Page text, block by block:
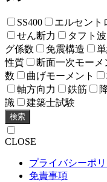
SS400 エルセント
せん断力
タフト波
グ係数
免震構造
性質
断面一次モーメ
数
曲げモーメント
軸方向力
鉄筋
識
建築士試験
検索
CLOSE
プライバシーポ
免責事項